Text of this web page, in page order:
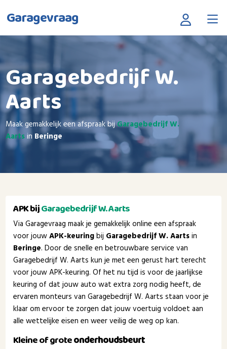
Garagevraag
Garagebedrijf W.
Aarts
Maak gemakkelijk een afspraak bijGaragebedrijf W.
Aartsin Beringe
APK bijGaragebedrijf W. Aarts
Via Garagevraag maak je gemakkelijk online een afspraak
voor jouwAPK-keuringbij Garagebedrijf W. Aartsin
Beringe. Door de snelle en betrouwbare service van
Garagebedrijf W. Aarts kun je met een gerust hart terecht
voor jouw APK-keuring. Of het nu tijd is voor de jaarlijkse
keuring of dat jouw auto wat extra zorg nodig heeft, de
ervaren monteurs van Garagebedrijf W. Aarts staan voor je
klaar om ervoor te zorgen dat jouw voertuig voldoet aan
alle wettelijke eisen en weer veilig de weg op kan.
Kleine of groteonderhoudsbeurt